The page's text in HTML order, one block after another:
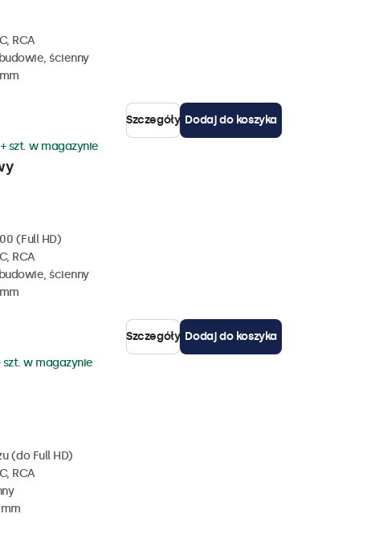
RCA
ścienny
Szczegóły Dodaj do koszyka
szt. w magazynie
(Full HD)
RCA
ścienny
Szczegóły Dodaj do koszyka
szt. w magazynie
(do Full HD)
RCA